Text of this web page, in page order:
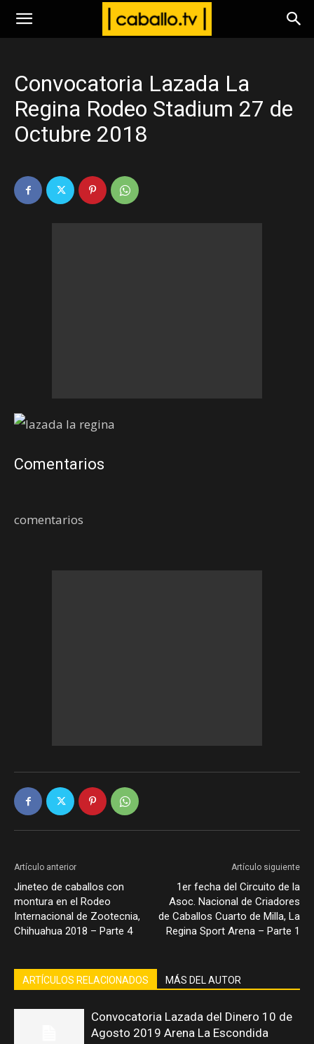
www.caballo.tv
Convocatoria Lazada La
Regina Rodeo Stadium 27 de
Octubre 2018
Comentarios
comentarios
Artículo anterior
Jineteo de caballos con
montura en el Rodeo
Internacional de Zootecnia,
Chihuahua 2018 – Parte 4
Artículo siguiente
1er fecha del Circuito de la
Asoc. Nacional de Criadores
de Caballos Cuarto de Milla, La
Regina Sport Arena – Parte 1
ARTÍCULOS RELACIONADOS MÁS DEL AUTOR
Convocatoria Lazada del Dinero 10 de
Agosto 2019 Arena La Escondida